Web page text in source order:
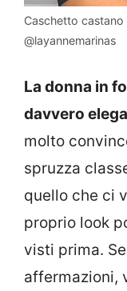
Caschetto
@layannemarinas
La donna in
davvero
molto
spruzza
quello che ci
proprio look
visti prima.
affermazioni,